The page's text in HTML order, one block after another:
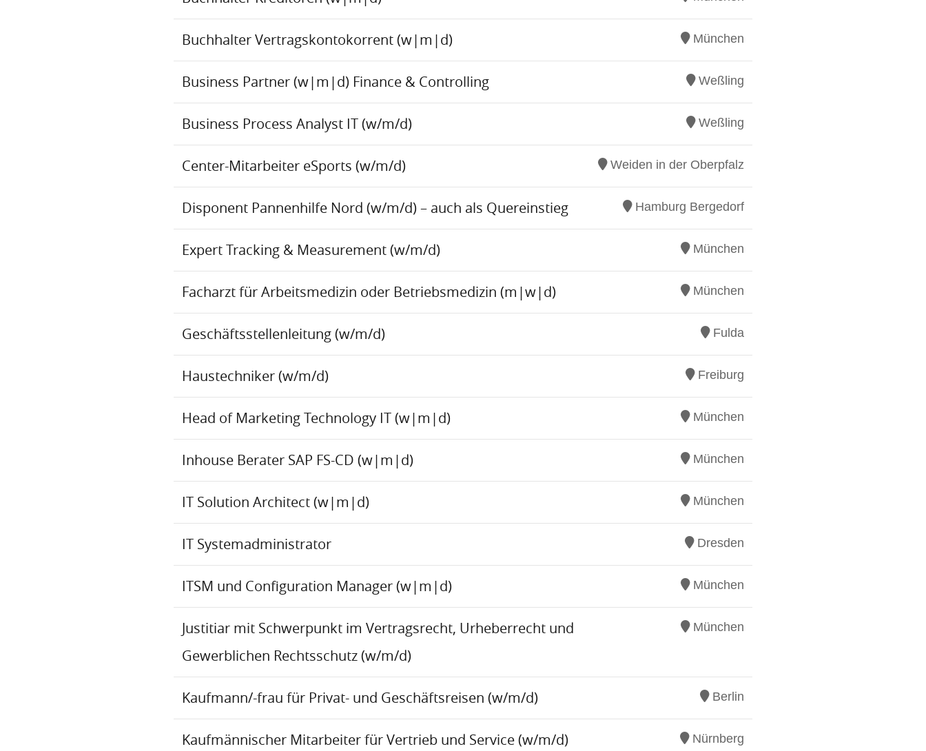
Buchhalter Vertragskontokorrent (w|m|d) München
Business Partner (w|m|d) Finance & Controlling Weßling
Business Process Analyst IT (w/m/d) Weßling
Center-Mitarbeiter eSports (w/m/d) Weiden in der Oberpfalz
Disponent Pannenhilfe Nord (w/m/d) – auch als Quereinstieg Hamburg Bergedorf
Expert Tracking & Measurement (w/m/d) München
Facharzt für Arbeitsmedizin oder Betriebsmedizin (m|w|d) München
Geschäftsstellenleitung (w/m/d) Fulda
Haustechniker (w/m/d) Freiburg
Head of Marketing Technology IT (w|m|d) München
Inhouse Berater SAP FS-CD (w|m|d) München
IT Solution Architect (w|m|d) München
IT Systemadministrator Dresden
ITSM und Configuration Manager (w|m|d) München
Justitiar mit Schwerpunkt im Vertragsrecht, Urheberrecht und
Gewerblichen Rechtsschutz (w/m/d)
München
Kaufmann/-frau für Privat- und Geschäftsreisen (w/m/d) Berlin
Kaufmännischer Mitarbeiter für Vertrieb und Service (w/m/d)
Nürnberg